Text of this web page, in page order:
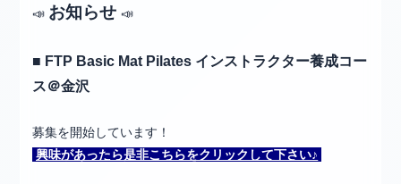
📣 お知らせ📣
■ FTP Basic Mat Pilates インストラクター養成コー
ス＠金沢
募集を開始しています！
興味があったら是非こちらをクリックして下さい♪